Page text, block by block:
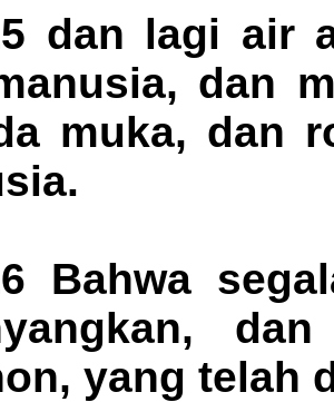
dan lagi air
dan
muka, dan
Bahwa
yang telah